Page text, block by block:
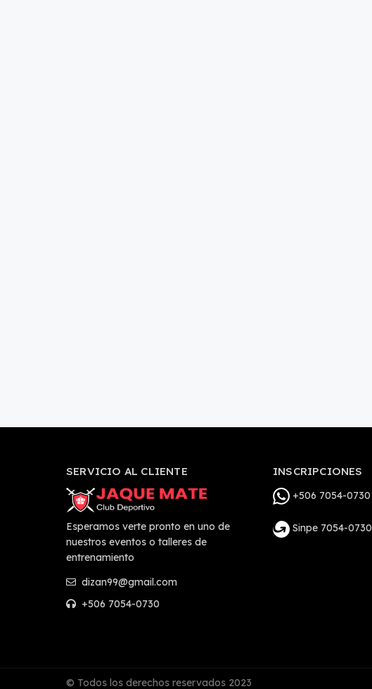
SERVICIO AL CLIENTE
Esperamos verte pronto en uno de
nuestros eventos o talleres de
entrenamiento
dizan99@gmail.com
+506 7054-0730
INSCRIPCIONES
+506 7054-0730
Sinpe 7054-0730
© Todos los derechos reservados 2023